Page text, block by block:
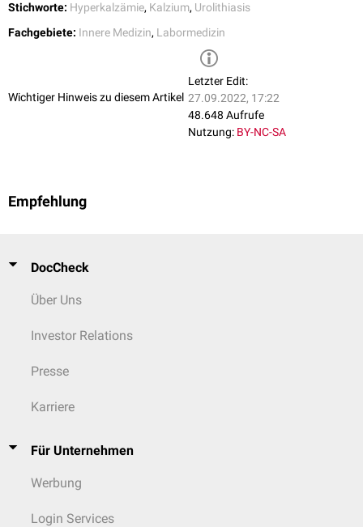
Stichworte: Hyperkalzämie, Kalzium, Urolithiasis
Fachgebiete: Innere Medizin, Labormedizin
Wichtiger Hinweis zu diesem Artikel
Letzter Edit:
27.09.2022, 17:22
48.648 Aufrufe
Nutzung: BY-NC-SA
Empfehlung
DocCheck
Über Uns
Investor Relations
Presse
Karriere
Für Unternehmen
Werbung
Login Services